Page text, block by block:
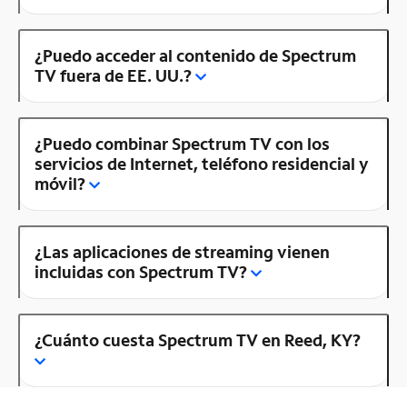
¿Puedo acceder al contenido de Spectrum
TV fuera de EE. UU.?
¿Puedo combinar Spectrum TV con los
servicios de Internet, teléfono residencial y
móvil?
¿Las aplicaciones de streaming vienen
incluidas con Spectrum TV?
¿Cuánto cuesta Spectrum TV en Reed, KY?